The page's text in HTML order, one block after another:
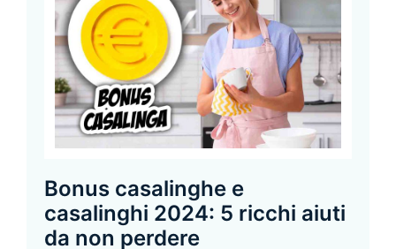
Bonus casalinghe e
casalinghi 2024: 5 ricchi aiuti
da non perdere